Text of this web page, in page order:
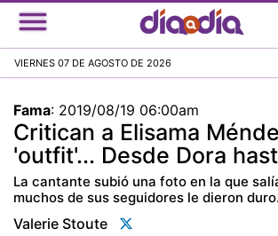
Pasar
al
principal
VIERNES 07 DE AGOSTO DE 2026
Fama: 2019/08/19 06:00am
Critican a Elisama
'outfit'... Desde Dora
La cantante subió una foto en la que
muchos de sus seguidores le dieron duro.
Valerie Stoute